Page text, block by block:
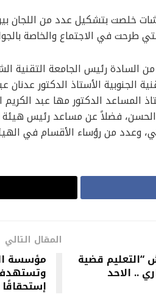
خلصت بتشكيل عدد من اللجان بين
طرحت في الاجتماع والخاصة
السادة رئيس الجامعة التقنية
الجنوبية الأستاذ الدكتور عدنان
المساعد الدكتور مها عبد
الحسن، فضلاً عن مساعد رئيس هيئة
وعدد من رؤساء الأقسام في
“التعليم قضية
.. الاحد
المقال التالي
مؤسسة
وتستهدف